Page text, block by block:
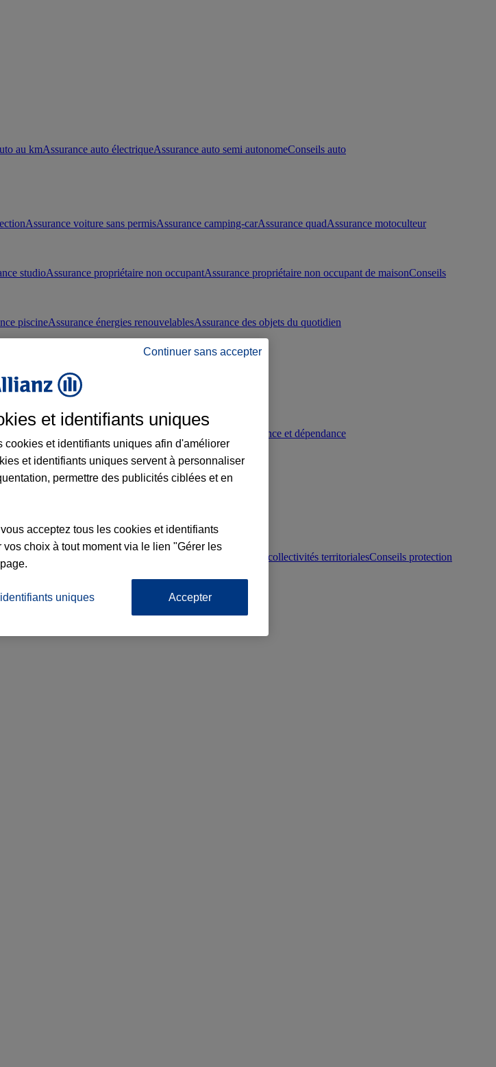
au kmAssurance auto électriqueAssurance auto semi autonomeConseils auto
Assurance voiture sans permisAssurance camping-carAssurance quadAssurance motoculteur
studioAssurance propriétaire non occupantAssurance propriétaire non occupant de maisonConseils
piscineAssurance énergies renouvelablesAssurance des objets du quotidien
santé
Conseils prévoyance et dépendance
immobilière Protection juridique collectivités territorialesConseils protection
Continuer sans accepter
et identifiants uniques
cookies et identifiants uniques afin d'améliorer
et identifiants uniques servent à personnaliser
permettre des publicités ciblées et en
acceptez tous les cookies et identifiants
choix à tout moment via le lien "Gérer les
uniques Accepter